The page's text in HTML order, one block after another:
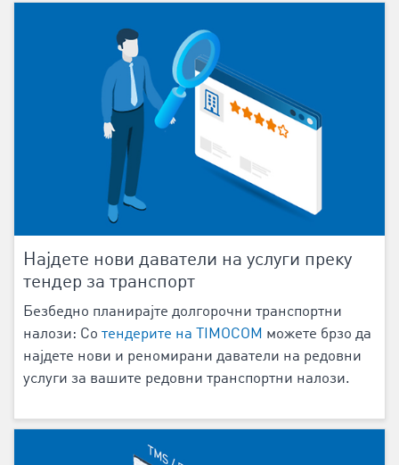
Најдете нови даватели на услуги преку
тендер за транспорт
Безбедно планирајте долгорочни транспортни
налози: Со тендерите на TIMOCOM можете брзо да
најдете нови и реномирани даватели на редовни
услуги за вашите редовни транспортни налози.